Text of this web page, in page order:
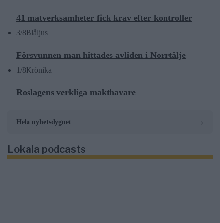
41 matverksamheter fick krav efter kontroller
3/8Blåljus
Försvunnen man hittades avliden i Norrtälje
1/8Krönika
Roslagens verkliga makthavare
Hela nyhetsdygnet
Lokala podcasts